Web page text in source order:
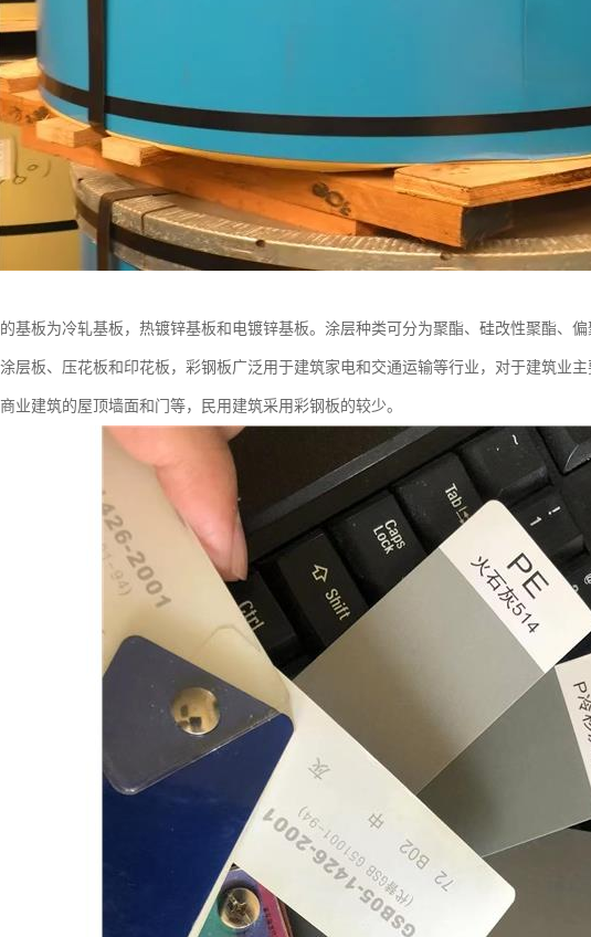
基板为冷轧基板，热镀锌基板和电镀锌基板。涂层种类可分为聚酯、硅改性聚酯、
层板、压花板和印花板，彩钢板广泛用于建筑家电和交通运输等行业，对于建筑业
业建筑的屋顶墙面和门等，民用建筑采用彩钢板的较少。